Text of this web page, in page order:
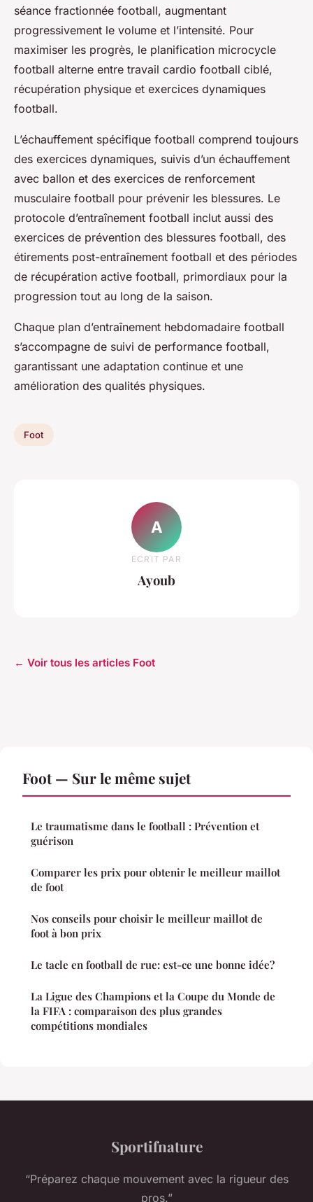
séance fractionnée football, augmentant
progressivement le volume et l’intensité. Pour
maximiser les progrès, le planification microcycle
football alterne entre travail cardio football ciblé,
récupération physique et exercices dynamiques
football.
L’échauffement spécifique football comprend toujours
des exercices dynamiques, suivis d’un échauffement
avec ballon et des exercices de renforcement
musculaire football pour prévenir les blessures. Le
protocole d’entraînement football inclut aussi des
exercices de prévention des blessures football, des
étirements post-entraînement football et des périodes
de récupération active football, primordiaux pour la
progression tout au long de la saison.
Chaque plan d’entraînement hebdomadaire football
s’accompagne de suivi de performance football,
garantissant une adaptation continue et une
amélioration des qualités physiques.
Foot
A
ECRIT PAR
Ayoub
← Voir tous les articles Foot
Foot — Sur le même sujet
Le traumatisme dans le football : Prévention et
guérison
Comparer les prix pour obtenir le meilleur maillot
de foot
Nos conseils pour choisir le meilleur maillot de
foot à bon prix
Le tacle en football de rue: est-ce une bonne idée?
La Ligue des Champions et la Coupe du Monde de
la FIFA : comparaison des plus grandes
compétitions mondiales
Sportifnature
“Préparez chaque mouvement avec la rigueur des
pros.”